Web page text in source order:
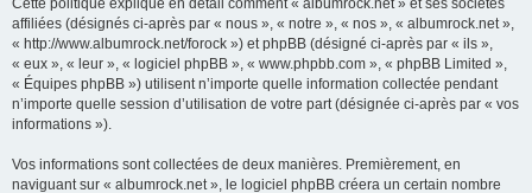
Cette politique explique en détail comment « albumrock.net » et ses sociétés
affiliées (désignés ci-après par « nous », « notre », « nos », « albumrock.net »,
« http://www.albumrock.net/forock ») et phpBB (désigné ci-après par « ils »,
« eux », « leur », « logiciel phpBB », « www.phpbb.com », « phpBB Limited »,
« Équipes phpBB ») utilisent n’importe quelle information collectée pendant
n’importe quelle session d’utilisation de votre part (désignée ci-après par « vos
informations »).
Vos informations sont collectées de deux manières. Premièrement, en
naviguant sur « albumrock.net », le logiciel phpBB créera un certain nombre